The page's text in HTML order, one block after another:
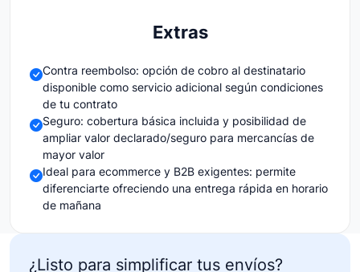
Extras
Contra reembolso: opción de cobro al destinatario
disponible como servicio adicional según condiciones
de tu contrato
Seguro: cobertura básica incluida y posibilidad de
ampliar valor declarado/seguro para mercancías de
mayor valor
Ideal para ecommerce y B2B exigentes: permite
diferenciarte ofreciendo una entrega rápida en horario
de mañana
¿Listo para simplificar tus envíos?